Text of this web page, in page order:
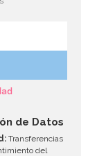
de Datos
Transferencias
del